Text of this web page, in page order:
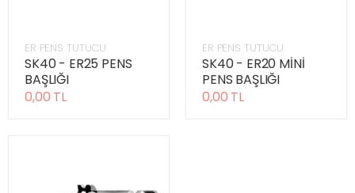
ER PENS TUTUCU
SK40 - ER25 PENS
BAŞLIĞI
0,00 TL
ER PENS TUTUCU
SK40 - ER20 MİNİ
PENS BAŞLIĞI
0,00 TL